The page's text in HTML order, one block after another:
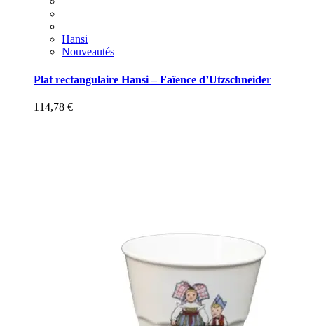
Hansi
Nouveautés
Plat rectangulaire Hansi – Faïence d’Utzschneider
114,78 €